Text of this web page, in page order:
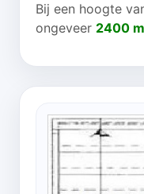
Bij een hoogte
ongeveer 2400